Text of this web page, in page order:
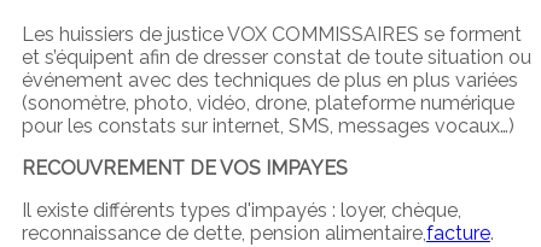
Les huissiers de justice VOX COMMISSAIRES se forment
et s’équipent afin de dresser constat de toute situation ou
événement avec des techniques de plus en plus variées
(sonomètre, photo, vidéo, drone, plateforme numérique
pour les constats sur internet, SMS, messages vocaux…)
RECOUVREMENT DE VOS IMPAYES
Il existe différents types d'impayés : loyer, chèque,
reconnaissance de dette, pension alimentaire,facture.